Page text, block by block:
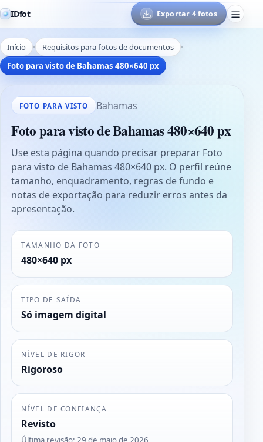
IDfot Exportar 4 fotos
Início
Requisitos para fotos de documentos
Foto para visto de Bahamas 480×640 px
FOTO PARA VISTO Bahamas
Foto para visto de Bahamas 480×640 px
Use esta página quando precisar preparar Foto
para visto de Bahamas 480×640 px. O perfil reúne
tamanho, enquadramento, regras de fundo e
notas de exportação para reduzir erros antes da
apresentação.
TAMANHO DA FOTO
480×640 px
TIPO DE SAÍDA
Só imagem digital
NÍVEL DE RIGOR
Rigoroso
NÍVEL DE CONFIANÇA
Revisto